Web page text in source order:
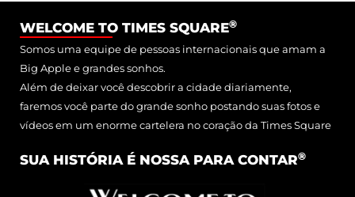
WELCOME TO TIMES SQUARE®
Somos uma equipe de pessoas internacionais que amam a
Big Apple e grandes sonhos.
Além de deixar você descobrir a cidade diariamente,
faremos você parte do grande sonho postando suas fotos e
vídeos em um enorme cartelera no coração da Times Square
SUA HISTÓRIA É NOSSA PARA CONTAR®